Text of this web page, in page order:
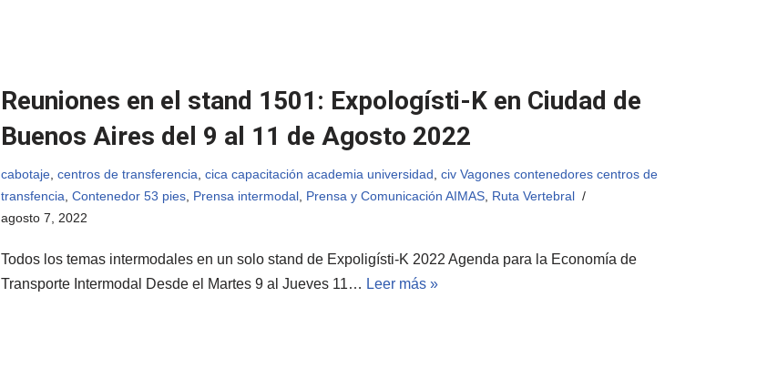
Reuniones en el stand 1501: Expologísti-K en Ciudad de
Buenos Aires del 9 al 11 de Agosto 2022
cabotaje centros de transferencia cica capacitación academia universidad civ Vagones contenedores centros de
transfencia Contenedor 53 pies Prensa intermodal Prensa y Comunicación AIMAS Ruta Vertebral
agosto 7, 2022
Todos los temas intermodales en un solo stand de Expoligísti-K 2022 Agenda para la Economía de
Transporte Intermodal Desde el Martes 9 al Jueves 11… Leer más »